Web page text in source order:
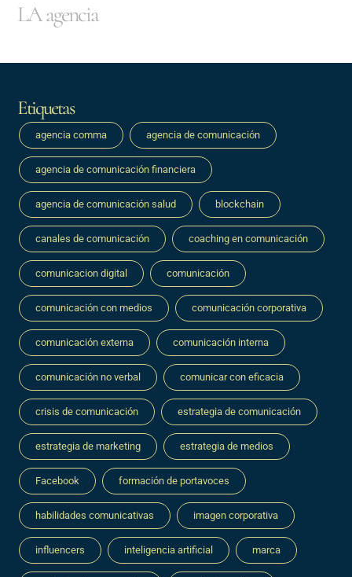
LA agencia
Etiquetas
agencia comma agencia de comunicación
agencia de comunicación financiera
agencia de comunicación salud blockchain
canales de comunicación coaching en comunicación
comunicacion digital comunicación
comunicación con medios comunicación corporativa
comunicación externa comunicación interna
comunicación no verbal comunicar con eficacia
crisis de comunicación estrategia de comunicación
estrategia de marketing estrategia de medios
Facebook formación de portavoces
habilidades comunicativas imagen corporativa
influencers inteligencia artificial marca